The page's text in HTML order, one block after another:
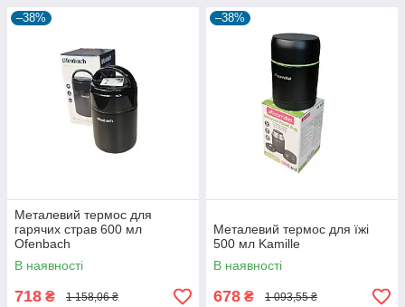
–38%
Металевий термос для
гарячих страв 600 мл
Ofenbach
В наявності
718 ₴ 1 158,06 ₴
–38%
Металевий термос для їжі
500 мл Kamille
В наявності
678 ₴ 1 093,55 ₴